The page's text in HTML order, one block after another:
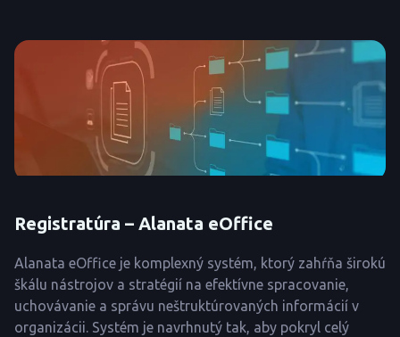
Registratúra – Alanata eOffice
Alanata eOffice je komplexný systém, ktorý zahŕňa širokú
škálu nástrojov a stratégií na efektívne spracovanie,
uchovávanie a správu neštruktúrovaných informácií v
organizácii. Systém je navrhnutý tak, aby pokryl celý